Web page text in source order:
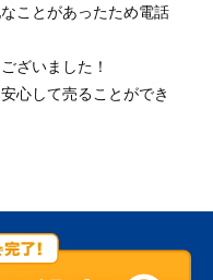
ことがあったため電話
ざいました！
心して売ることができ